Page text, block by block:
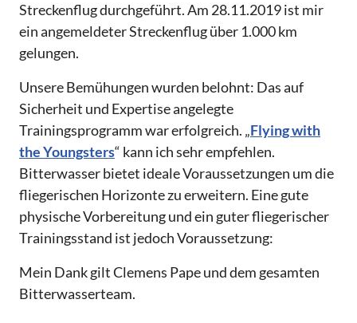
Streckenflug durchgeführt. Am 28.11.2019 ist mir
ein angemeldeter Streckenflug über 1.000 km
gelungen.
Unsere Bemühungen wurden belohnt: Das auf
Sicherheit und Expertise angelegte
Trainingsprogramm war erfolgreich. „Flying with
the Youngsters“ kann ich sehr empfehlen.
Bitterwasser bietet ideale Voraussetzungen um die
fliegerischen Horizonte zu erweitern. Eine gute
physische Vorbereitung und ein guter fliegerischer
Trainingsstand ist jedoch Voraussetzung:
Mein Dank gilt Clemens Pape und dem gesamten
Bitterwasserteam.